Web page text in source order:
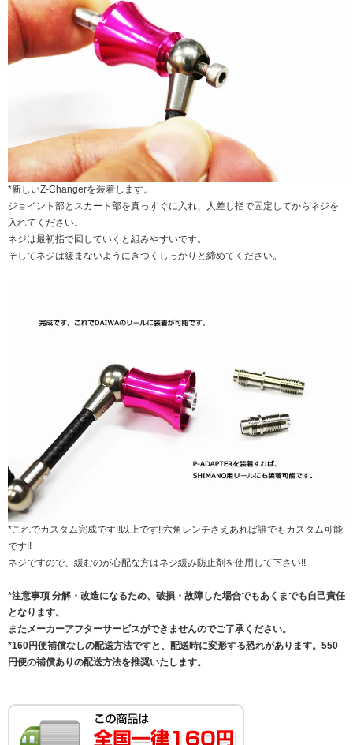
*新しいZ-Changerを装着します。
ジョイント部とスカート部を真っすぐに入れ、人差し指で固定してからネジを
入れてください。
ネジは最初指で回していくと組みやすいです。
そしてネジは緩まないようにきつくしっかりと締めてください。
*これでカスタム完成です!!以上です!!六角レンチさえあれば誰でもカスタム可能
です!!
ネジですので、緩むのが心配な方はネジ緩み防止剤を使用して下さい!!
*注意事項 分解・改造になるため、破損・故障した場合でもあくまでも自己責任
となります。
またメーカーアフターサービスができませんのでご了承ください。
*160円便補償なしの配送方法ですと、配送時に変形する恐れがあります。550
円便の補償ありの配送方法を推奨いたします。